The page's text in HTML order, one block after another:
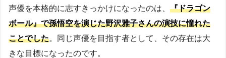
声優を本格的に志すきっかけになったのは、 『ドラゴン
ボール』で孫悟空を演じた野沢雅子さんの演技に憧れた
ことでした。同じ声優を目指す者として、その存在は大
きな目標になったのです。